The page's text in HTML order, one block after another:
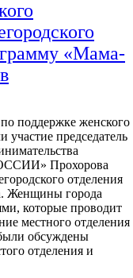
«Мама-
поддержке женского
участие председатель
Прохорова
отделения
Женщины города
которые проводит
местного отделения
обсуждены
отделения и